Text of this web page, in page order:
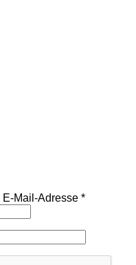
E-Mail-Adresse *Erforderlich